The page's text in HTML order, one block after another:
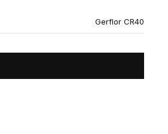
Gerflor CR40